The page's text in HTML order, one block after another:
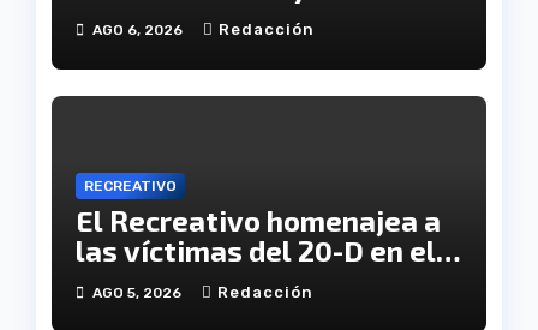
servicio del Decano
AGO 6, 2026 Redacción
RECREATIVO
El Recreativo homenajea a
las víctimas del 20-D en el
XX aniversario de la
tragedia
AGO 5, 2026 Redacción